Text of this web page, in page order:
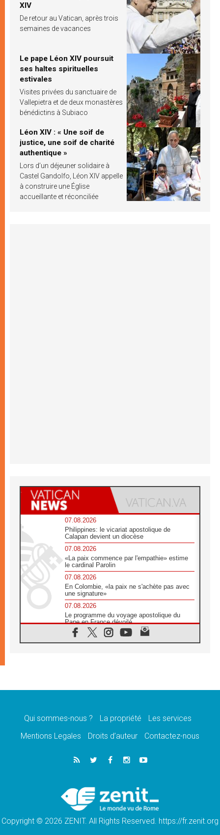
XIV
De retour au Vatican, après trois
semaines de vacances
Le pape Léon XIV poursuit
ses haltes spirituelles
estivales
Visites privées du sanctuaire de
Vallepietra et de deux monastères
bénédictins à Subiaco
Léon XIV : « Une soif de
justice, une soif de charité
authentique »
Lors d’un déjeuner solidaire à
Castel Gandolfo, Léon XIV appelle
à construire une Église
accueillante et réconciliée
07.08.2026
Philippines: le vicariat apostolique de
Calapan devient un diocèse
07.08.2026
«La paix commence par l'empathie» estime
le cardinal Parolin
07.08.2026
En Colombie, «la paix ne s'achète pas avec
une signature»
07.08.2026
Le programme du voyage apostolique du
Pape en France dévoilé
07.08.2026
1ère Conférence continentale sur l'éducation
07.08.2026
07.08.2026
lancement des «dix jours de prière pour la
paix»
06.08.2026
Préparatifs des JMJ 2027 à Séoul: «c'est
Chrétiens et confucéens: respect et sagesse
pour relever les «défis urgents»
Qui sommes-nous ? La propriété
Les services
Mentions Legales
Droits d’auteur Contactez-nous
Copyright © 2026 ZENIT. All Rights Reserved. https://fr.zenit.org